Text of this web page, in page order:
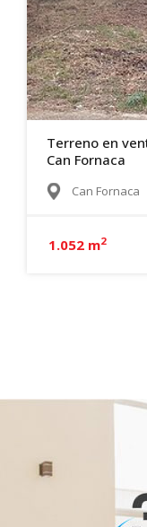
Terreno en
Can Fornaca
Can Fornaca
1.052 m2